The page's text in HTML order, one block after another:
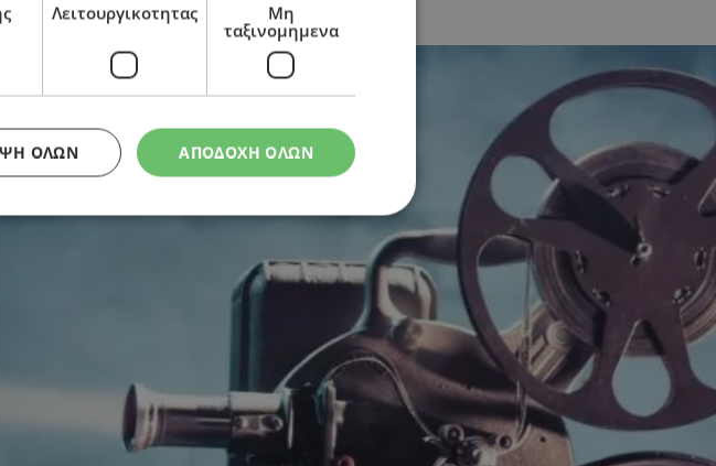
Λειτουργικοτητας
Μη
ταξινομημενα
ΑΠΟΔΟΧΗ ΟΛΩΝ
ΌΛΩΝ